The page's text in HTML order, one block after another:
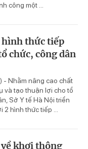
công một ...
hình thức tiếp
chức, công dân
- Nhằm nâng cao chất
và tạo thuận lợi cho tổ
Sở Y tế Hà Nội triển
hình thức tiếp ...
về khơi thông